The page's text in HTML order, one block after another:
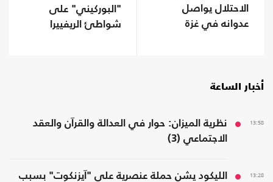
الاحتلال يواصل
عدوانه في غزة
"البوركيني" على
شواطئ الريفييرا
أخبار الساعة
13:58
نظرية الميزان: حوار في العدالة والقرآن والعقد
الاجتماعي (3)
13:28
الليكود يشن حملة عنصرية على "آيزنكوت" بسبب